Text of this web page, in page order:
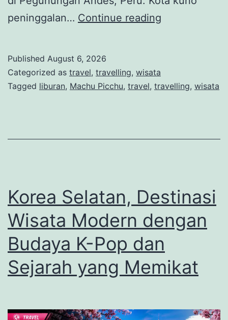
peninggalan… Continue reading
Suku
Menjadi
di
Peru
Published August 6, 2026
Categorized as travel, travelling, wisata
Tagged liburan, Machu Picchu, travel, travelling, wisata
Korea Selatan, Destinasi
Wisata Modern dengan
Budaya K-Pop dan
Sejarah yang Memikat